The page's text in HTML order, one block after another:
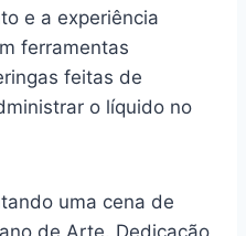
e a experiência
ferramentas
feitas de
o líquido no